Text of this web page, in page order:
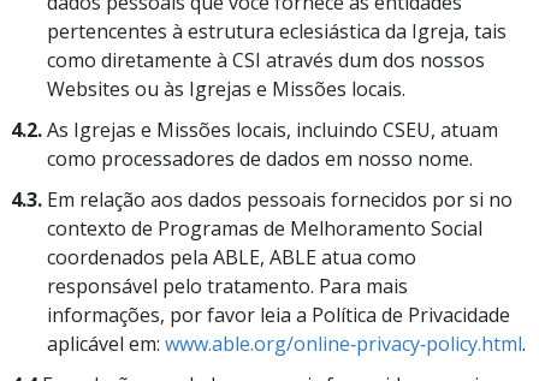
pertencentes à estrutura eclesiástica da Igreja, tais
como diretamente à CSI através dum dos nossos
Websites ou às Igrejas e Missões locais.
4.2.As Igrejas e Missões locais, incluindo CSEU, atuam
como processadores de dados em nosso nome.
4.3. Em relação aos dados pessoais fornecidos por si no
contexto de Programas de Melhoramento Social
coordenados pela ABLE, ABLE atua como
responsável pelo tratamento. Para mais
informações, por favor leia a Política de Privacidade
aplicável em: www.able.org/online‑privacy‑policy.html.